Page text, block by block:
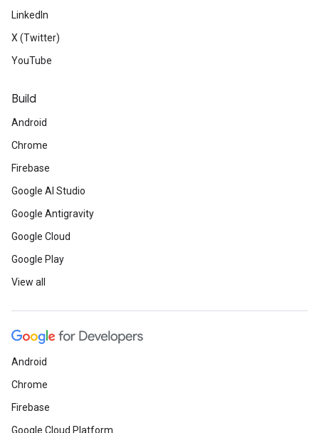
LinkedIn
X (Twitter)
YouTube
Build
Android
Chrome
Firebase
Google AI Studio
Google Antigravity
Google Cloud
Google Play
View all
Android
Chrome
Firebase
Google Cloud Platform